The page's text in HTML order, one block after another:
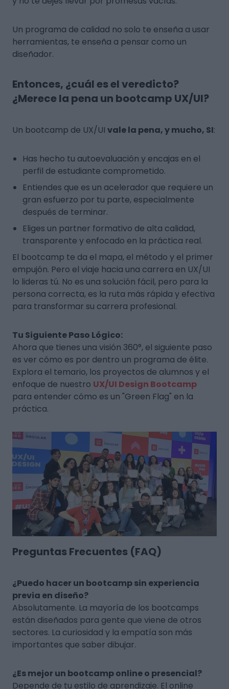
Un programa de calidad no solo te enseña a usar
herramientas, te enseña a pensar como un
diseñador.
Entonces, ¿cuál es el veredicto?
¿Merece la pena un bootcamp UX/UI?
Un bootcamp de UX/UI vale la pena, y mucho, SI:
Has hecho tu autoevaluación y encajas en el
perfil de estudiante comprometido.
Entiendes que es un acelerador que requiere un
gran esfuerzo por tu parte, especialmente
después de terminar.
Eliges un partner formativo de alta calidad,
transparente y enfocado en la práctica real.
El bootcamp te da el mapa, el método y el primer
empujón. Pero el viaje hacia una carrera en UX/UI
lo lideras tú. No es una solución fácil, pero para la
persona correcta, es la ruta más rápida y efectiva
para transformar su carrera profesional.
Tu Siguiente Paso Lógico:
Ahora que tienes una visión 360°, el siguiente paso
es ver cómo es por dentro un programa de élite.
Explora el temario, los proyectos de alumnos y el
enfoque de nuestro UX/UI Design Bootcamp
para entender cómo es un "Green Flag" en la
práctica.
Preguntas Frecuentes (FAQ)
¿Puedo hacer un bootcamp sin experiencia
previa en diseño?
Absolutamente. La mayoría de los bootcamps
están diseñados para gente que viene de otros
sectores. La curiosidad y la empatía son más
importantes que saber dibujar.
¿Es mejor un bootcamp online o presencial?
Depende de tu estilo de aprendizaje. El online